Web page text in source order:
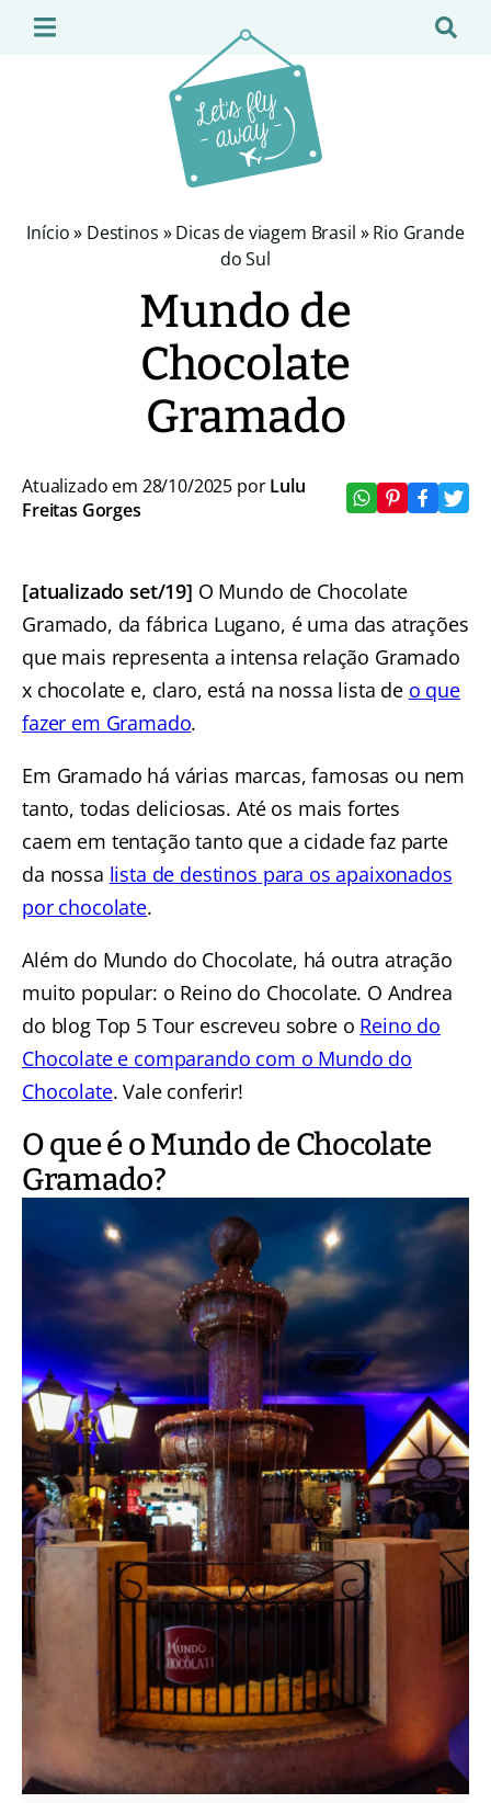
Início» Destinos »Dicas de viagem Brasil »Rio Grande
do Sul
Mundo de
Chocolate
Gramado
Atualizado em 28/10/2025 porLulu
Freitas Gorges
[atualizado set/19] O Mundo de Chocolate
Gramado, da fábrica Lugano, é uma das atrações
que mais representa a intensa relação Gramado
x chocolate e, claro, está na nossa lista de o que
fazer em Gramado.
Em Gramado há várias marcas, famosas ou nem
tanto, todas deliciosas. Até os mais fortes
caem em tentação tanto que a cidade faz parte
da nossa lista de destinos para os apaixonados
por chocolate.
Além do Mundo do Chocolate, há outra atração
muito popular: o Reino do Chocolate. O Andrea
do blog Top 5 Tour escreveu sobre o Reino do
Chocolate e comparando com o Mundo do
Chocolate. Vale conferir!
O que é o Mundo de Chocolate
Gramado?